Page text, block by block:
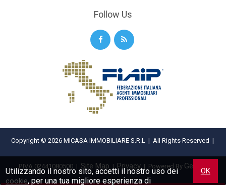
Follow Us
Copyright © 2026 MICASA IMMOBILIARE S.R.L | All Rights Reserved |
P.IVA 02441080500| Site Map | Privacy| Powered By Gestim
Utilizzando il nostro sito, accetti il nostro uso dei
cookie, per una tua migliore esperienza di
OK